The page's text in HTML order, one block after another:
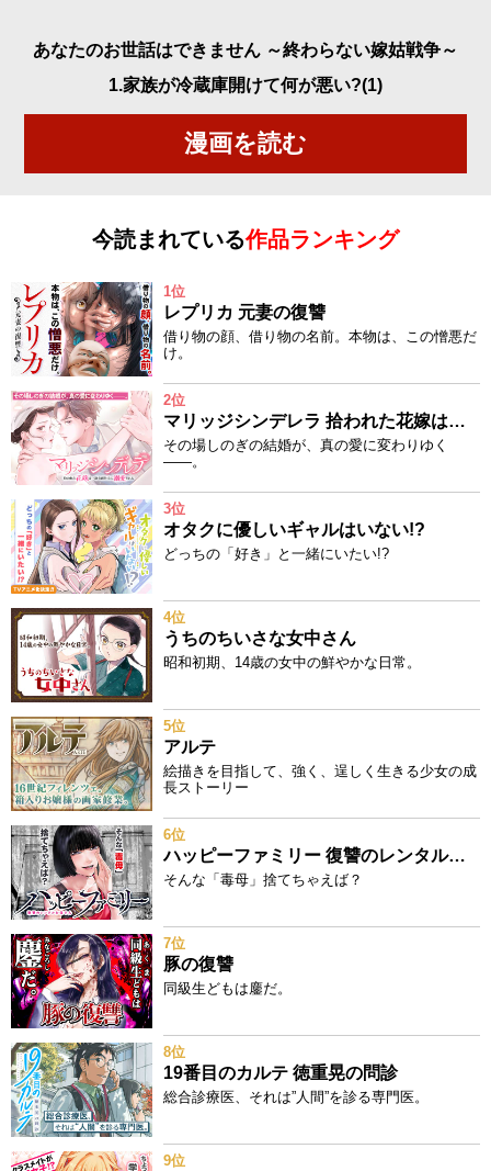
あなたのお世話はできません ～終わらない嫁姑戦争～
1.家族が冷蔵庫開けて何が悪い?(1)
漫画を読む
今読まれている作品ランキング
1位
レプリカ 元妻の復讐
借り物の顔、借り物の名前。本物は、この憎悪だ
け。
2位
マリッジシンデレラ 拾われた花嫁は一途な副社長に溺愛される
その場しのぎの結婚が、真の愛に変わりゆく
——。
3位
オタクに優しいギャルはいない!?
どっちの「好き」と一緒にいたい!?
4位
うちのちいさな女中さん
昭和初期、14歳の女中の鮮やかな日常。
5位
アルテ
絵描きを目指して、強く、逞しく生きる少女の成
長ストーリー
6位
ハッピーファミリー 復讐のレンタルお母さん
そんな「毒母」捨てちゃえば？
7位
豚の復讐
同級生どもは鏖だ。
8位
19番目のカルテ 徳重晃の問診
総合診療医、それは”人間”を診る専門医。
9位